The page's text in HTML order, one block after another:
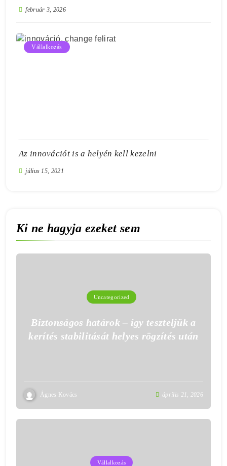
február 3, 2026
Vállalkozás
Az innovációt is a helyén kell kezelni
július 15, 2021
Ki ne hagyja ezeket sem
Uncategorized
Biztonságos határok – így teszteljük a
kerítés stabilitását helyes rögzítés után
Ágnes Kovács április 21, 2026
Vállalkozás